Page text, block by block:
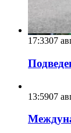
17:3307
13:5907